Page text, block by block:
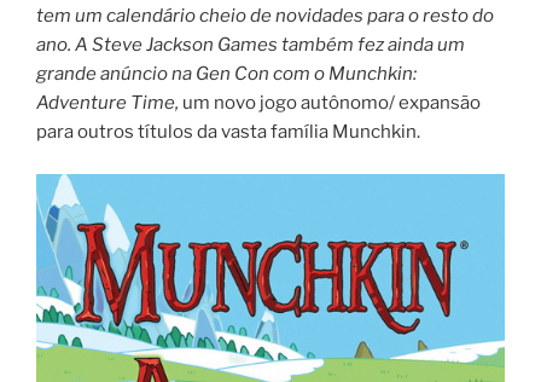
tem um calendário cheio de novidades para o resto do
ano. A Steve Jackson Games também fez ainda um
grande anúncio na Gen Con com o Munchkin:
Adventure Time, um novo jogo autônomo/ expansão
para outros títulos da vasta família Munchkin.